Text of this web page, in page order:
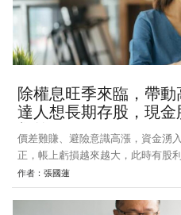
是很煎熬。 其實，理性的投資人在
除權息旺季來臨，帶動
達人想長期存股，現金
划算！
價差難賺、避險意識高漲，資金湧
正，帳上虧損越來越大，此時有股
心，加上除權息旺季即將來臨，高
球股市大跌大漲或大跌小彈，指數
正當投資人哀號價差難賺時，今（
作者： 張國蓮